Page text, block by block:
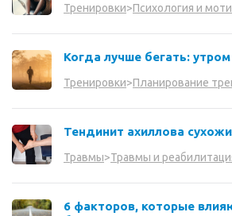
Тренировки>Психология и
Когда лучше бегать:
Тренировки>Планирование
Тендинит ахиллова
Травмы>Травмы и
6 факторов, которые